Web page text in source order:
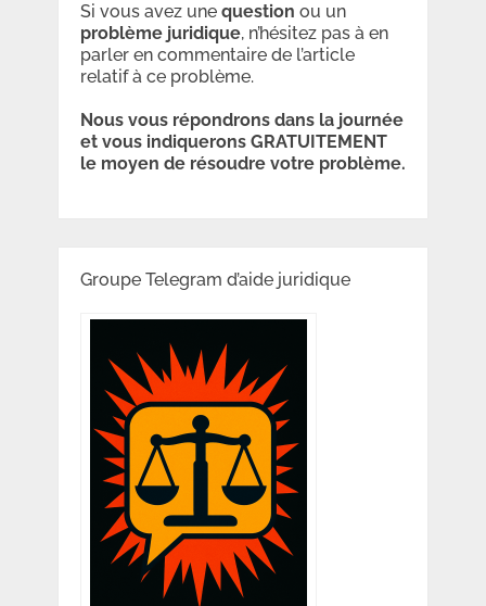
Si vous avez une question ou un
problème juridique, n’hésitez pas à en
parler en commentaire de l’article
relatif à ce problème.
Nous vous répondrons dans la journée
et vous indiquerons GRATUITEMENT
le moyen de résoudre votre problème.
Groupe Telegram d’aide juridique